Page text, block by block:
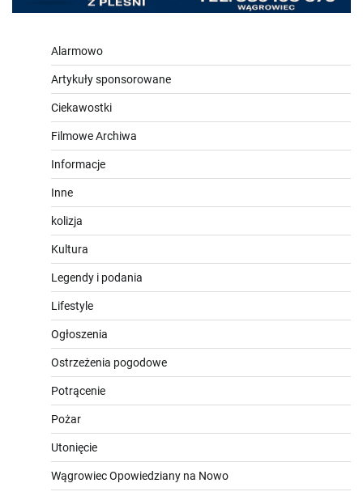
Alarmowo
Artykuły sponsorowane
Ciekawostki
Filmowe Archiwa
Informacje
Inne
kolizja
Kultura
Legendy i podania
Lifestyle
Ogłoszenia
Ostrzeżenia pogodowe
Potrącenie
Pożar
Utonięcie
Wągrowiec Opowiedziany na Nowo